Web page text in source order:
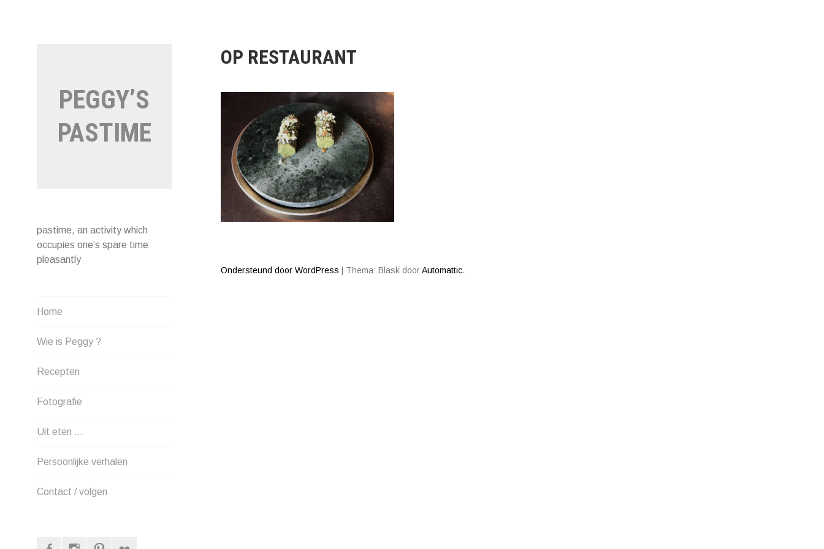
PEGGY’S
PASTIME
pastime, an activity which
occupies one’s spare time
pleasantly
Home
Wie is Peggy ?
Recepten
Fotografie
Uit eten …
Persoonlijke verhalen
Contact / volgen
FacebookInstagram
OP RESTAURANT
Ondersteund door WordPress Thema: Blask doorAutomattic.